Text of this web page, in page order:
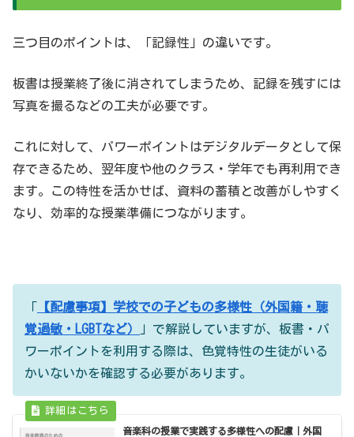
三つ目のポイントは、「記録性」の違いです。
板書は授業終了後に消されてしまうため、記録を残すには
写真を撮るなどの工夫が必要です。
これに対して、パワーポイントはデジタルデータとして保
存できるため、翌年度や他のクラス・学年でも再利用でき
ます。この特性を活かせば、資料の蓄積と改善がしやすく
なり、効率的な授業準備につながります。
「 【配慮事項】学校での子どもの多様性（外国籍・聴
覚過敏・LGBTなど）
」で解説していますが、板書・パ
ワーポイントを利用する際は、色覚特性の生徒がいる
かいないかを確認する必要があります。
音楽科の授業で実践する多様性への配慮｜外国